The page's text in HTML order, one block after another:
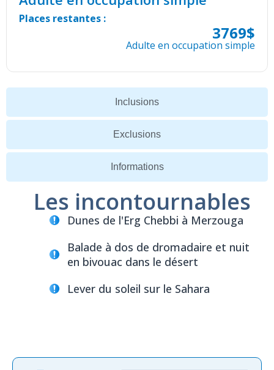
Inclusions
Exclusions
Informations
Places restantes :
3769$
Adulte en occupation simple
Les incontournables
Dunes de l'Erg Chebbi à Merzouga
Balade à dos de dromadaire et nuit
en bivouac dans le désert
Lever du soleil sur le Sahara